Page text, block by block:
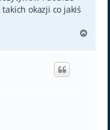
okazji co jakiś
g